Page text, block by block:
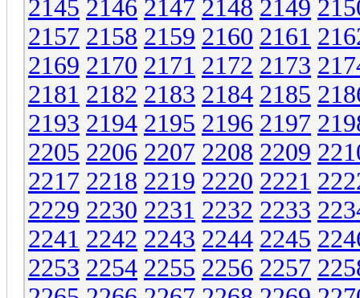
2145 2146 2147 2148 2149
2157 2158 2159 2160 2161
2169 2170 2171 2172 2173
2181 2182 2183 2184 2185
2193 2194 2195 2196 2197
2205 2206 2207 2208 2209
2217 2218 2219 2220 2221
2229 2230 2231 2232 2233
2241 2242 2243 2244 2245
2253 2254 2255 2256 2257